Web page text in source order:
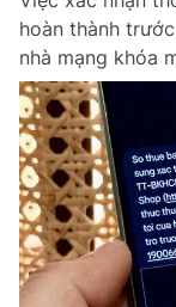
dưới mọi hình thức
Phát triển bởi ePi
hoàn thành
nhà mạng khóa